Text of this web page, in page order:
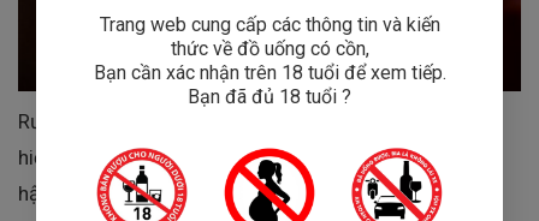
Rượu mang đến
hiện trọn vẹnbản sắc vùng Marlborough– nơi có khí
hậu mát mẻ, đất sỏi và đá cuội giúp nho phát triển
Trang web cung cấp các thông tin và kiến
thức về đồ uống có cồn,
Bạn cần xác nhận trên 18 tuổi để xem tiếp.
Bạn đã đủ 18 tuổi ?